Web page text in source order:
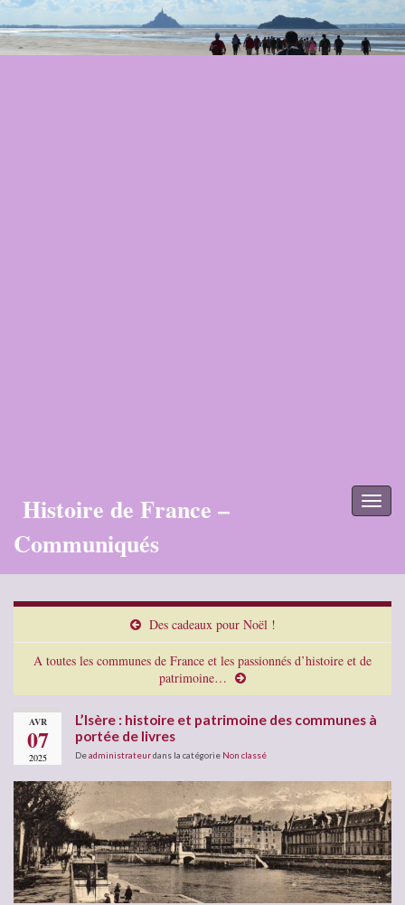
Histoire de France –
Communiqués
Des cadeaux pour Noël !
A toutes les communes de France et les passionnés d’histoire et de
patrimoine…
AVR
07
2025
L’Isère : histoire et patrimoine des communes à
portée de livres
Deadministrateurdans la catégorie Non classé